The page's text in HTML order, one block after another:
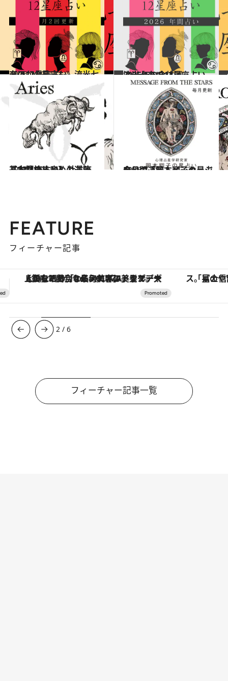
2026.7.29
《ほかの星座も》流光七奈の12星座占い
占い 2025.12.17
流光七奈の12星座占い 2026年の全体運
占い
2021.12.1
【12星座占い】牡羊座（おひつじ座）の運勢、基本性格まとめ
占い 2026.7.31
今月の運勢＆メッセージを公開「岡本翔子の星占い」
占い
FEATURE
フィーチャー記事
「星のや富士」でデジタルデトックス。冨士信仰の歴史を辿り、心身を調える。 ヴァシュロン・コンスタンタ
3 /6
フィーチャー記事一覧